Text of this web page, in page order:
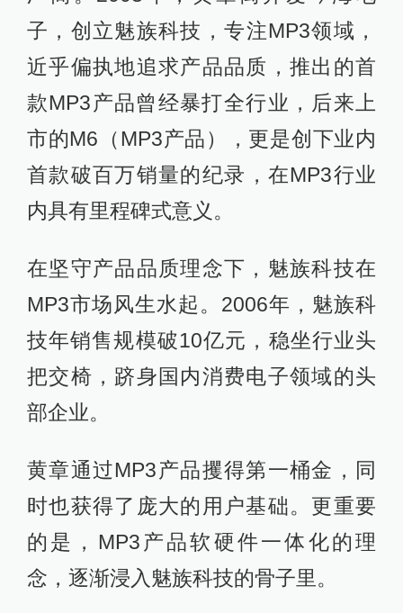
子，创立魅族科技，专注MP3领域，
近乎偏执地追求产品品质，推出的首
款MP3产品曾经暴打全行业，后来上
市的M6（MP3产品），更是创下业内
首款破百万销量的纪录，在MP3行业
内具有里程碑式意义。
在坚守产品品质理念下，魅族科技在
MP3市场风生水起。2006年，魅族科
技年销售规模破10亿元，稳坐行业头
把交椅，跻身国内消费电子领域的头
部企业。
黄章通过MP3产品攫得第一桶金，同
时也获得了庞大的用户基础。更重要
的是，MP3产品软硬件一体化的理
念，逐渐浸入魅族科技的骨子里。